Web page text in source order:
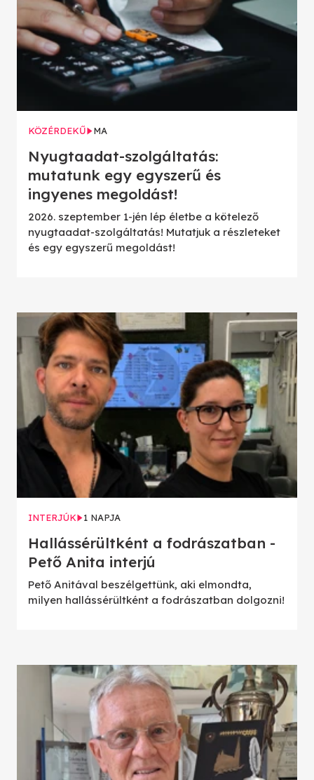
KÖZÉRDEKŰ MA
Nyugtaadat-szolgáltatás:
mutatunk egy egyszerű és
ingyenes megoldást!
2026. szeptember 1-jén lép életbe a kötelező
nyugtaadat-szolgáltatás! Mutatjuk a részleteket
és egy egyszerű megoldást!
INTERJÚK 1 NAPJA
Hallássérültként a fodrászatban -
Pető Anita interjú
Pető Anitával beszélgettünk, aki elmondta,
milyen hallássérültként a fodrászatban dolgozni!